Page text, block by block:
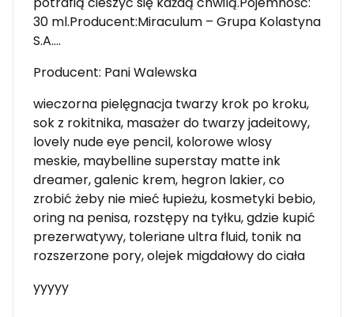
30 ml.Producent:Miraculum – Grupa Kolastyna
S.A….
Producent: Pani Walewska
wieczorna pielęgnacja twarzy krok po kroku,
sok z rokitnika, masażer do twarzy jadeitowy,
lovely nude eye pencil, kolorowe wlosy
meskie, maybelline superstay matte ink
dreamer, galenic krem, hegron lakier, co
zrobić żeby nie mieć łupieżu, kosmetyki bebio,
oring na penisa, rozstępy na tyłku, gdzie kupić
prezerwatywy, toleriane ultra fluid, tonik na
rozszerzone pory, olejek migdałowy do ciała
yyyyy